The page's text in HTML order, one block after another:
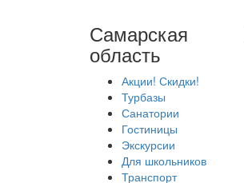
Самарская
область
Акции! Скидки!
Турбазы
Санатории
Гостиницы
Экскурсии
Для школьников
Транспорт